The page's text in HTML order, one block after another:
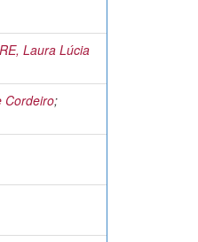
Laura Lúcia
Cordeiro;